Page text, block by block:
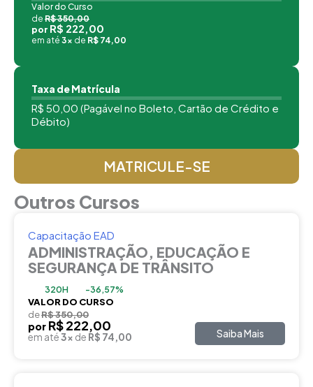
Valor do Curso
de R$ 350,00
por R$ 222,00
em até 3x de R$ 74,00
Taxa de Matrícula
R$ 50,00 (Pagável no Boleto, Cartão de Crédito e
Débito)
MATRICULE-SE
Outros Cursos
Capacitação EAD
ADMINISTRAÇÃO, EDUCAÇÃO E
SEGURANÇA DE TRÂNSITO
320H -36,57%
VALOR DO CURSO
deR$ 350,00
por R$ 222,00
em até3x de R$ 74,00 Saiba Mais